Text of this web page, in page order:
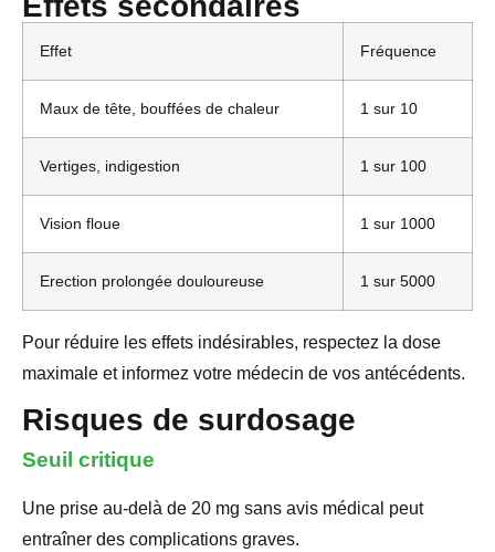
Effet Fréquence
Maux de tête, bouffées de chaleur 1 sur 10
Vertiges, indigestion 1 sur 100
Vision floue 1 sur 1000
Erection prolongée douloureuse 1 sur 5000
Pour réduire les effets indésirables, respectez la dose
maximale et informez votre médecin de vos antécédents.
Risques de surdosage
Seuil critique
Une prise au-delà de 20 mg sans avis médical peut
entraîner des complications graves.